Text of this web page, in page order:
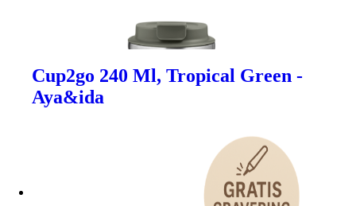
Cup2go 240 Ml, Tropical Green -
Aya&ida